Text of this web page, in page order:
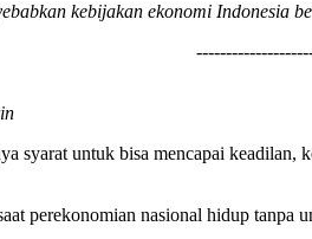
kebijakan ekonomi Indonesia
syarat untuk bisa mencapai
perekonomian nasional hidup tanpa